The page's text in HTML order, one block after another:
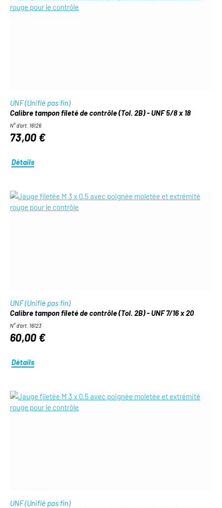
UNF (Unifié pas fin)
Calibre tampon fileté de contrôle (Tol. 2B) - UNF 5/8 x 18
N° d'art. 16126
73,00 €
Détails
UNF (Unifié pas fin)
Calibre tampon fileté de contrôle (Tol. 2B) - UNF 7/16 x 20
N° d'art. 16123
60,00 €
Détails
UNF (Unifié pas fin)